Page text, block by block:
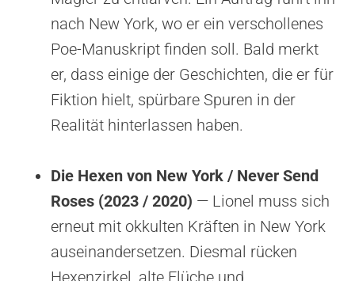
nach New York, wo er ein verschollenes
Poe-Manuskript finden soll. Bald merkt
er, dass einige der Geschichten, die er für
Fiktion hielt, spürbare Spuren in der
Realität hinterlassen haben.
Die Hexen von New York / Never Send
Roses (2023 / 2020) — Lionel muss sich
erneut mit okkulten Kräften in New York
auseinandersetzen. Diesmal rücken
Hexenzirkel, alte Flüche und